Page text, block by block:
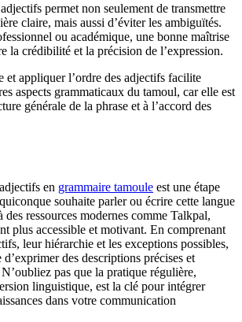
permet non seulement de transmettre
claire, mais aussi d’éviter les ambiguïtés.
ou académique, une bonne maîtrise
la crédibilité et la précision de l’expression.
et appliquer l’ordre des adjectifs facilite
aspects grammaticaux du tamoul, car elle est
générale de la phrase et à l’accord des
en grammaire tamoule est une étape
souhaite parler ou écrire cette langue
des ressources modernes comme Talkpal,
plus accessible et motivant. En comprenant
leur hiérarchie et les exceptions possibles,
d’exprimer des descriptions précises et
pas que la pratique régulière,
linguistique, est la clé pour intégrer
dans votre communication